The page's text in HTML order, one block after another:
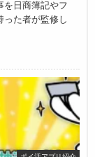
を日商簿記やフ
った者が監修し